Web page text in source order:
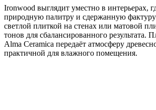
Ironwood выглядит уместно в интерьерах,
природную палитру и сдержанную
светлой плиткой на стенах или матовой
тонов для сбалансированного результата.
Alma Ceramica передаёт атмосферу
практичной для влажного помещения.